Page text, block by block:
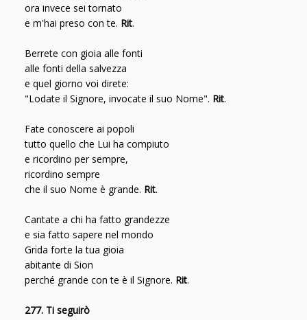
ora invece sei tornato
e m'hai preso con te. Rit.
Berrete con gioia alle fonti
alle fonti della salvezza
e quel giorno voi direte:
"Lodate il Signore, invocate il suo Nome". Rit.
Fate conoscere ai popoli
tutto quello che Lui ha compiuto
e ricordino per sempre,
ricordino sempre
che il suo Nome è grande. Rit.
Cantate a chi ha fatto grandezze
e sia fatto sapere nel mondo
Grida forte la tua gioia
abitante di Sion
perché grande con te è il Signore. Rit.
277. Ti seguirò